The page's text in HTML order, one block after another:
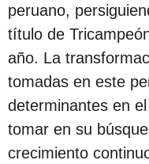
peruano,
título de
año. La
tomadas en este
determinantes en
tomar en su
crecimiento